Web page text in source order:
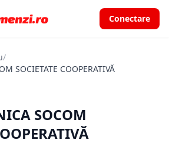
Conectare
/
SOCIETATE COOPERATIVĂ
SOCOM